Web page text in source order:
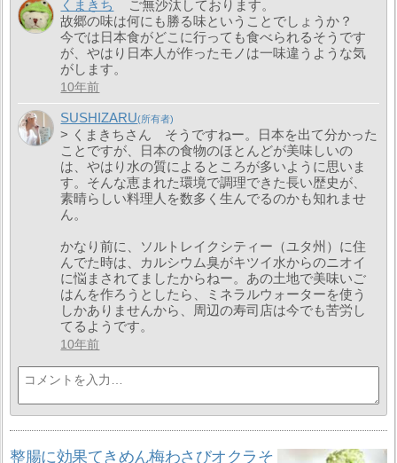
くまきち
ご無沙汰しております。
故郷の味は何にも勝る味ということでしょうか？
今では日本食がどこに行っても食べられるそうです
が、やはり日本人が作ったモノは一味違うような気
がします。
10年前
SUSHIZARU
> くまきちさん そうですねー。日本を出て分かった
ことですが、日本の食物のほとんどが美味しいの
は、やはり水の質によるところが多いように思いま
す。そんな恵まれた環境で調理できた長い歴史が、
素晴らしい料理人を数多く生んでるのかも知れませ
ん。
かなり前に、ソルトレイクシティー（ユタ州）に住
んでた時は、カルシウム臭がキツイ水からのニオイ
に悩まされてましたからねー。あの土地で美味いご
はんを作ろうとしたら、ミネラルウォーターを使う
しかありませんから、周辺の寿司店は今でも苦労し
てるようです。
10年前
整腸に効果てきめん梅わさびオクラそ